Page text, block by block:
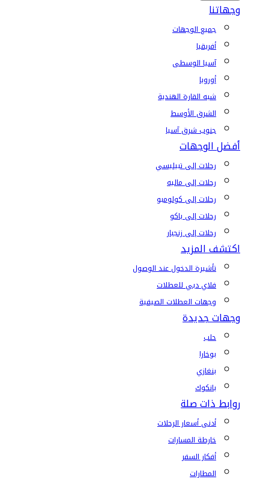
وجهاتنا
جميع الوجهات
أفريقيا
آسيا الوسطى
أوروبا
شبه القارة الهندية
الشرق الأوسط
جنوب شرق آسيا
أفضل الوجهات
رحلات إلى تبيليسي
رحلات إلى ماليه
رحلات إلى كولومبو
رحلات إلى باكو
رحلات إلى زنجبار
اكتشف المزيد
تأشيرة الدخول عند الوصول
فلاي دبي للعطلات
وجهات العطلات الصيفية
وجهات جديدة
حلب
بوخارا
بنغازي
بانكوك
روابط ذات صلة
أدنى أسعار الرحلات
خارطة المسارات
أفكار السفر
المطارات